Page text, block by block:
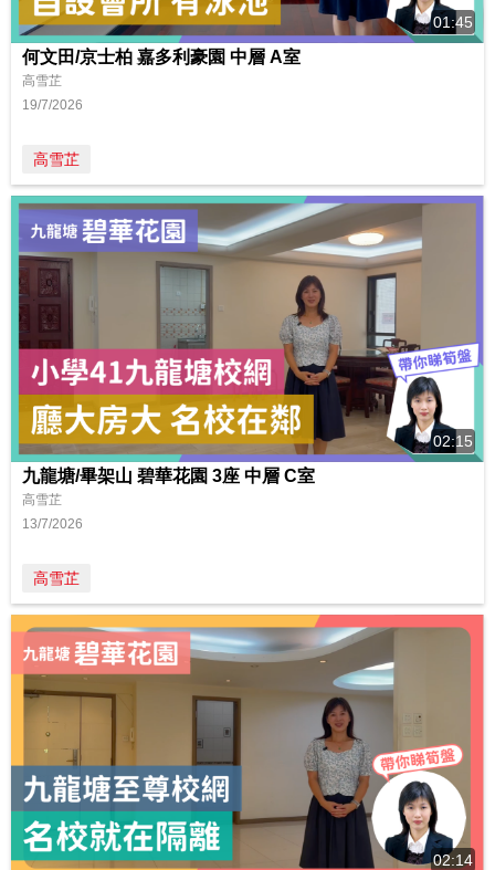
01:45
何文田/京士柏 嘉多利豪園 中層 A室
高雪芷
19/7/2026
高雪芷
02:15
九龍塘/畢架山 碧華花園 3座 中層 C室
高雪芷
13/7/2026
高雪芷
02:14